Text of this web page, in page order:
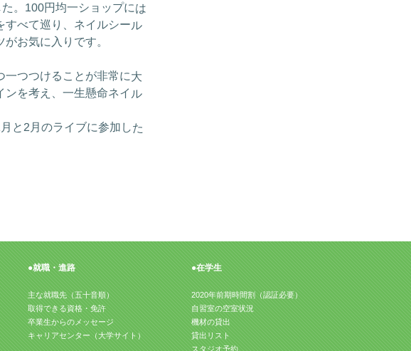
。100円均一ショップには
すべて巡り、ネイルシール
お気に入りです。
つつけることが非常に大
ンを考え、一生懸命ネイル
と2月のライブに参加した
●就職・進路
主な就職先（五十音順）
取得できる資格・免許
卒業生からのメッセージ
キャリアセンター（大学サイト）
●在学生
2020年前期時間割（認証必要）
自習室の空室状況
機材の貸出
貸出リスト
スタジオ予約